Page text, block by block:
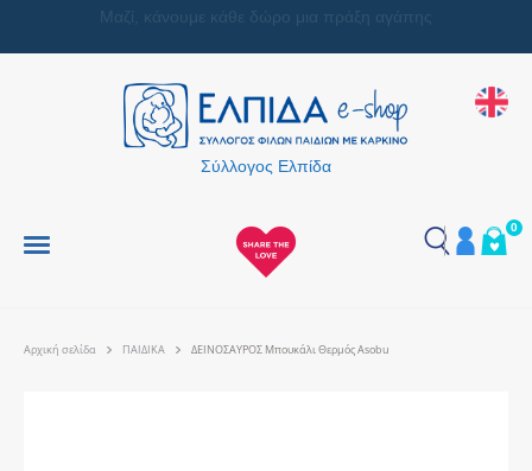
Μαζί, κάνουμε κάθε δώρο μια πράξη αγάπης
Σύλλογος Ελπίδα
0
Αρχική σελίδα ΠΑΙΔΙΚΑ ΔΕΙΝΟΣΑΥΡΟΣ Μπουκάλι Θερμός Asobu